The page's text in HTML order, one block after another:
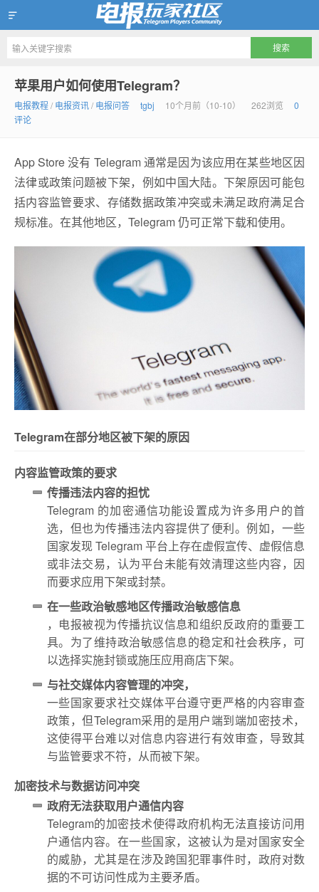
Telegram玩家社区
苹果用户如何使用Telegram？
电报教程/ 电报资讯/ 电报问答 tgbj 10个月前（10-10） 262浏览
0
评论
App Store 没有 Telegram 通常是因为该应用在某些地区因
法律或政策问题被下架，例如中国大陆。下架原因可能包
括内容监管要求、存储数据政策冲突或未满足政府满足合
规标准。在其他地区，Telegram 仍可正常下载和使用。
Telegram在部分地区被下架的原因
内容监管政策的要求
传播违法内容的担忧
Telegram 的加密通信功能设置成为许多用户的首
选，但也为传播违法内容提供了便利。例如，一些
国家发现 Telegram 平台上存在虚假宣传、虚假信息
或非法交易，认为平台未能有效清理这些内容，因
而要求应用下架或封禁。
在一些政治敏感地区传播政治敏感信息
，电报被视为传播抗议信息和组织反政府的重要工
具。为了维持政治敏感信息的稳定和社会秩序，可
以选择实施封锁或施压应用商店下架。
与社交媒体内容管理的冲突，
一些国家要求社交媒体平台遵守更严格的内容审查
政策，但Telegram采用的是用户端到端加密技术，
这使得平台难以对信息内容进行有效审查，导致其
与监管要求不符，从而被下架。
加密技术与数据访问冲突
政府无法获取用户通信内容
Telegram的加密技术使得政府机构无法直接访问用
户通信内容。在一些国家，这被认为是对国家安全
的威胁，尤其是在涉及跨国犯罪事件时，政府对数
据的不可访问性成为主要矛盾。